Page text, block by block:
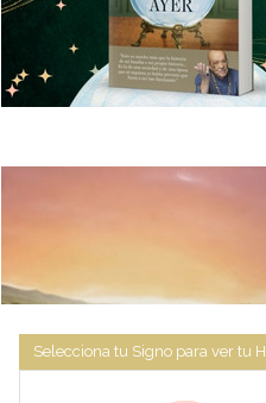
Selecciona tu Signo para ver tu